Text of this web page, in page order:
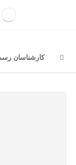
کارشناسان